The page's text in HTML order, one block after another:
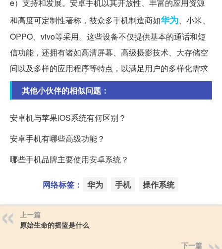
e）支持和发展。安卓手机以其开放性、丰富的应用资源
和高度可定制性著称，被众多手机制造商如华为、小米、
OPPO、vivo等采用。这些设备不仅提供基本的通话和短
信功能，还拥有诸如高清屏幕、高级摄影技术、大存储空
间以及多样的应用程序等特点，以满足用户的多样化需求
其他小伙伴的相似问题：
安卓机与苹果iOS系统有何区别？
安卓手机有哪些高级功能？
哪些手机品牌主要使用安卓系统？
网络标签： 华为 手机 操作系统
上一篇
原始生命的摇篮是什么
下一篇